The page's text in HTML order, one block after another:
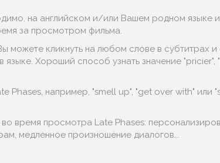
на английском и/или Вашем родном языке
за просмотром фильма.
кликнуть на любом слове в субтитрах и
Хороший способ узнать значение "pricier",
Phases, например, "smell up", "get over with" или
время просмотра Late Phases:
медленное произношение диалогов...